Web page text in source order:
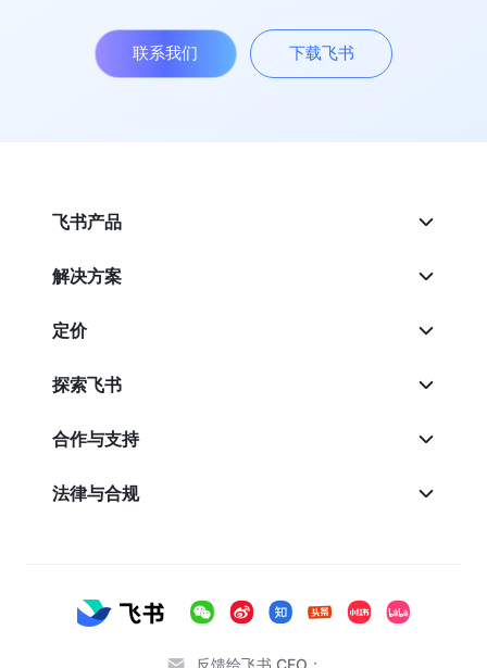
联系我们 下载飞书
飞书产品
解决方案
定价
探索飞书
合作与支持
法律与合规
反馈给飞书 CEO：